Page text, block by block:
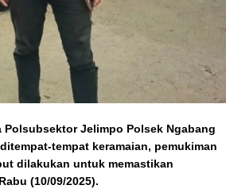
Jelimpo Polsek Ngabang
tempat keramaian, pemukiman
dilakukan untuk memastikan
(10/09/2025).